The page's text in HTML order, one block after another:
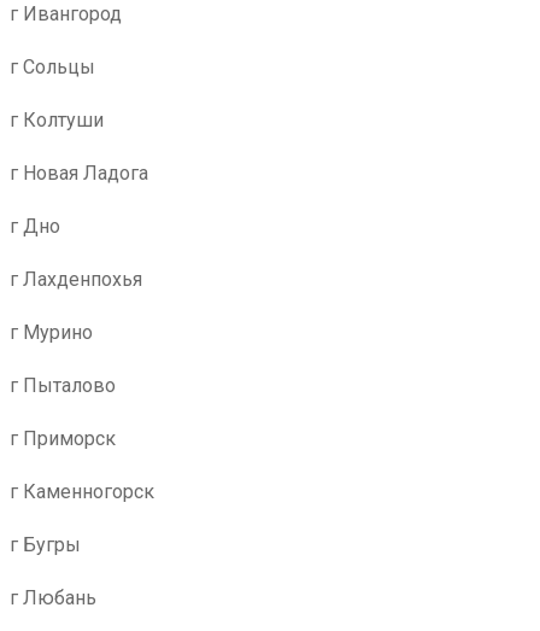
г Ивангород
г Сольцы
г Колтуши
г Новая Ладога
г Дно
г Лахденпохья
г Мурино
г Пыталово
г Приморск
г Каменногорск
г Бугры
г Любань